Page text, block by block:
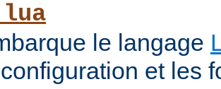
le langage
et les